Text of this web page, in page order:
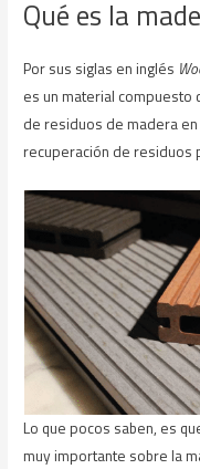
Qué es la
Por sus siglas en inglés
es un material compuesto
de residuos de madera
recuperación de residuos
Lo que pocos saben, es
muy importante sobre la